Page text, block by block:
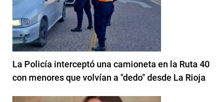
La Policía interceptó una camioneta en la Ruta 40
con menores que volvían a "dedo" desde La Rioja